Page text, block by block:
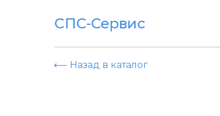
СПС-Сервис
⟵ Назад в каталог